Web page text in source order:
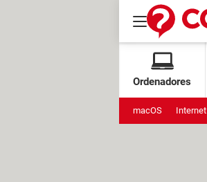
Ordenadores
macOS Internet